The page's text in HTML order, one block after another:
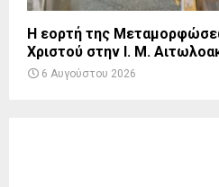
Η εορτή της
Χριστού στην Ι. Μ.
6 Αυγούστου 2026